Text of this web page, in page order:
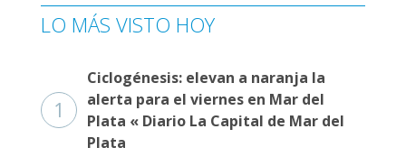
LO MÁS VISTO HOY
1
Ciclogénesis: elevan a naranja la
alerta para el viernes en Mar del
Plata « Diario La Capital de Mar del
Plata